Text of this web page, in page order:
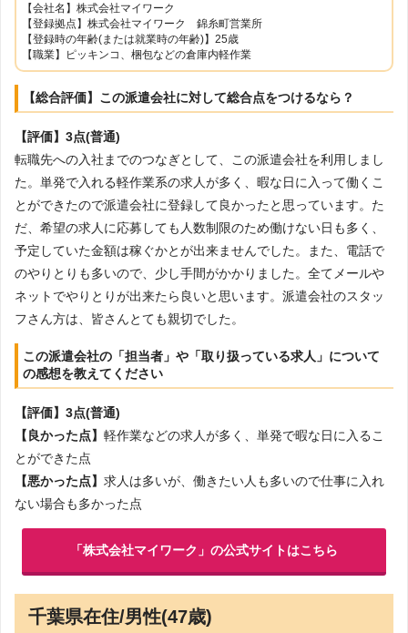
【会社名】株式会社マイワーク
【登録拠点】株式会社マイワーク 錦糸町営業所
【登録時の年齢(または就業時の年齢)】25歳
【職業】ピッキンコ、梱包などの倉庫内軽作業
【総合評価】この派遣会社に対して総合点をつけるなら？
【評価】3点(普通)
転職先への入社までのつなぎとして、この派遣会社を利用しまし
た。単発で入れる軽作業系の求人が多く、暇な日に入って働くこ
とができたので派遣会社に登録して良かったと思っています。た
だ、希望の求人に応募しても人数制限のため働けない日も多く、
予定していた金額は稼ぐかとが出来ませんでした。また、電話で
のやりとりも多いので、少し手間がかかりました。全てメールや
ネットでやりとりが出来たら良いと思います。派遣会社のスタッ
フさん方は、皆さんとても親切でした。
この派遣会社の「担当者」や「取り扱っている求人」について
の感想を教えてください
【評価】3点(普通)
【良かった点】 軽作業などの求人が多く、単発で暇な日に入るこ
とができた点
【悪かった点】 求人は多いが、働きたい人も多いので仕事に入れ
ない場合も多かった点
「株式会社マイワーク」の公式サイトはこちら
千葉県在住/男性(47歳)